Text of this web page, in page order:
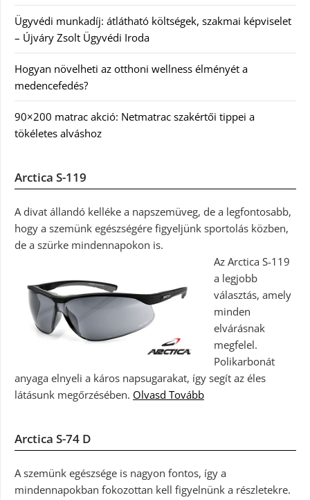
Ügyvédi munkadíj: átlátható költségek, szakmai képviselet
– Újváry Zsolt Ügyvédi Iroda
Hogyan növelheti az otthoni wellness élményét a
medencefedés?
90×200 matrac akció: Netmatrac szakértői tippei a
tökéletes alváshoz
Arctica S-119
A divat állandó kelléke a napszemüveg, de a legfontosabb,
hogy a szemünk egészségére figyeljünk sportolás közben,
de a szürke mindennapokon is.
Az Arctica S-119
a legjobb
választás, amely
minden
elvárásnak
megfelel.
Polikarbonát
anyaga elnyeli a káros napsugarakat, így segít az éles
látásunk megőrzésében. Olvasd Tovább
Arctica S-74 D
A szemünk egészsége is nagyon fontos, így a
mindennapokban fokozottan kell figyelnünk a részletekre.